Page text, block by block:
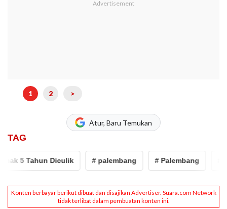
1 2 >
Atur, Baru Temukan
TAG
5 Tahun Diculik # palembang # Palembang